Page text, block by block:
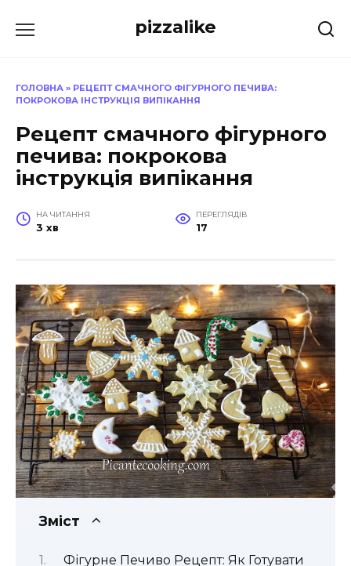
до
pizzalike
ГОЛОВНА » РЕЦЕПТ СМАЧНОГО ФІГУРНОГО ПЕЧИВА:
ПОКРОКОВА ІНСТРУКЦІЯ ВИПІКАННЯ
Рецепт смачного фігурного
печива: покрокова
інструкція випікання
НА ЧИТАННЯ
3 хв
ПЕРЕГЛЯДІВ
17
Зміст
Фігурне Печиво Рецепт: Як Готувати